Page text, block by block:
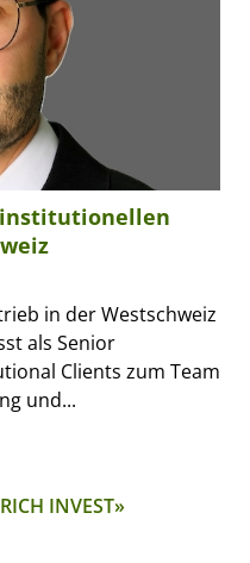
in der Westschweiz
als Senior
Clients zum Team
und...
INVEST»